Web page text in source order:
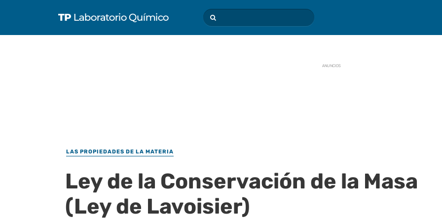
ANUNCIOS
LAS PROPIEDADES DE LA MATERIA
Ley de la Conservación de la Masa
(Ley de Lavoisier)